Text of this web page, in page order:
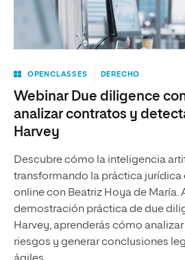
OPENCLASSES DERECHO
Webinar Due diligence
analizar contratos y
Harvey
Descubre cómo la inteligencia
transformando la práctica jurídica
online con Beatriz Hoya de María.
demostración práctica de due
Harvey, aprenderás cómo
riesgos y generar conclusiones